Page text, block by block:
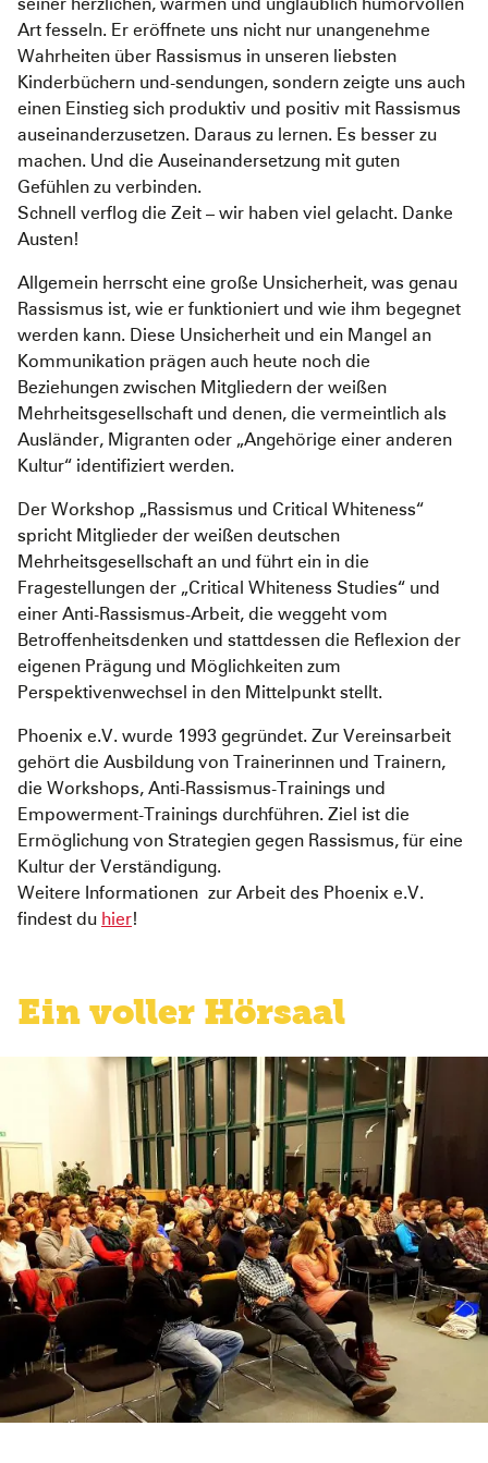
Pediatric Emergency Fund
Abgeschlossene Projekte
Transparenz
Jahresbericht
Partnerschaften
seiner herzlichen, warmen und unglaublich humorvollen
Art fesseln. Er eröffnete uns nicht nur unangenehme
Wahrheiten über Rassismus in unseren liebsten
Kinderbüchern und-sendungen, sondern zeigte uns auch
einen Einstieg sich produktiv und positiv mit Rassismus
auseinanderzusetzen. Daraus zu lernen. Es besser zu
machen. Und die Auseinandersetzung mit guten
Gefühlen zu verbinden.
Schnell verflog die Zeit – wir haben viel gelacht. Danke
Austen!
Allgemein herrscht eine große Unsicherheit, was genau
Rassismus ist, wie er funktioniert und wie ihm begegnet
werden kann. Diese Unsicherheit und ein Mangel an
Kommunikation prägen auch heute noch die
Beziehungen zwischen Mitgliedern der weißen
Mehrheitsgesellschaft und denen, die vermeintlich als
Ausländer, Migranten oder „Angehörige einer anderen
Kultur“ identifiziert werden.
Der Workshop „Rassismus und Critical Whiteness“
spricht Mitglieder der weißen deutschen
Mehrheitsgesellschaft an und führt ein in die
Fragestellungen der „Critical Whiteness Studies“ und
einer Anti-Rassismus-Arbeit, die weggeht vom
Betroffenheitsdenken und stattdessen die Reflexion der
eigenen Prägung und Möglichkeiten zum
Perspektivenwechsel in den Mittelpunkt stellt.
Phoenix e.V. wurde 1993 gegründet. Zur Vereinsarbeit
gehört die Ausbildung von Trainerinnen und Trainern,
die Workshops, Anti-Rassismus-Trainings und
Empowerment-Trainings durchführen. Ziel ist die
Ermöglichung von Strategien gegen Rassismus, für eine
Kultur der Verständigung.
Weitere Informationen zur Arbeit des Phoenix e.V.
findest du hier!
Ein voller Hörsaal